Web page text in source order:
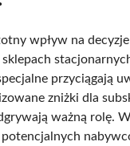
wpływ na
sklepach
przyciągają
zniżki dla
ważną rolę.